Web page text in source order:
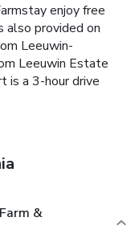
enjoy free
also provided on
Leeuwin-
Leeuwin Estate
is a 3-hour drive
&